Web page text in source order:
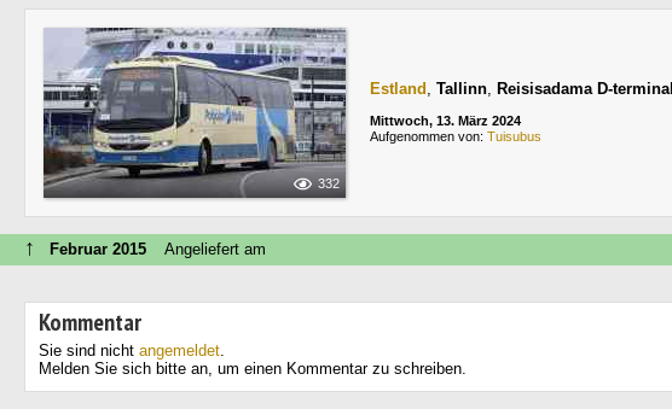
332
Estland , Tallinn, Reisisadama D-terminal
Mittwoch, 13. März 2024
Aufgenommen von: Tuisubus
↑ Februar 2015 Angeliefert am
Kommentar
Sie sind nicht angemeldet.
Melden Sie sich bitte an, um einen Kommentar zu schreiben.